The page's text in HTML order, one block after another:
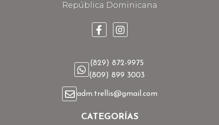
República Dominicana
(829) 872-9975
(809) 899 3003
adm.trellis@gmail.com
CATEGORÍAS